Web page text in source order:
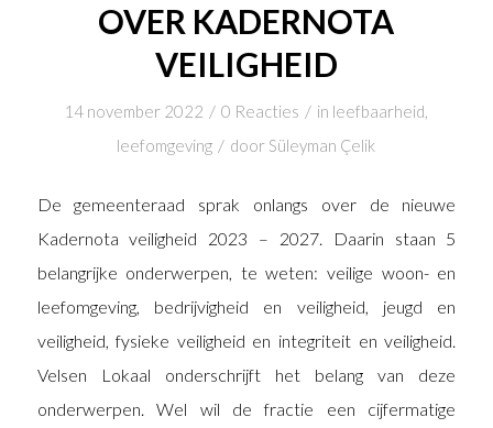
OVER KADERNOTA
VEILIGHEID
14 november 2022 / 0 Reacties / in leefbaarheid,
leefomgeving / door Süleyman Çelik
De gemeenteraad sprak onlangs over de nieuwe
Kadernota veiligheid 2023 – 2027. Daarin staan 5
belangrijke onderwerpen, te weten: veilige woon- en
leefomgeving, bedrijvigheid en veiligheid, jeugd en
veiligheid, fysieke veiligheid en integriteit en veiligheid.
Velsen Lokaal onderschrijft het belang van deze
onderwerpen. Wel wil de fractie een cijfermatige